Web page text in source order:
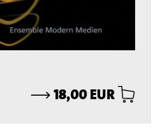
⟶18,00 EUR